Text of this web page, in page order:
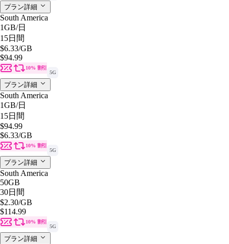
プラン詳細
South America
1GB/日
15日間
$6.33/GB
$94.99
10% 割引
5G
プラン詳細
South America
1GB/日
15日間
$94.99
$6.33/GB
10% 割引
5G
プラン詳細
South America
50GB
30日間
$2.30/GB
$114.99
10% 割引
5G
プラン詳細